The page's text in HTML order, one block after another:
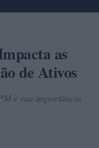
as
de Ativos
e sua importância